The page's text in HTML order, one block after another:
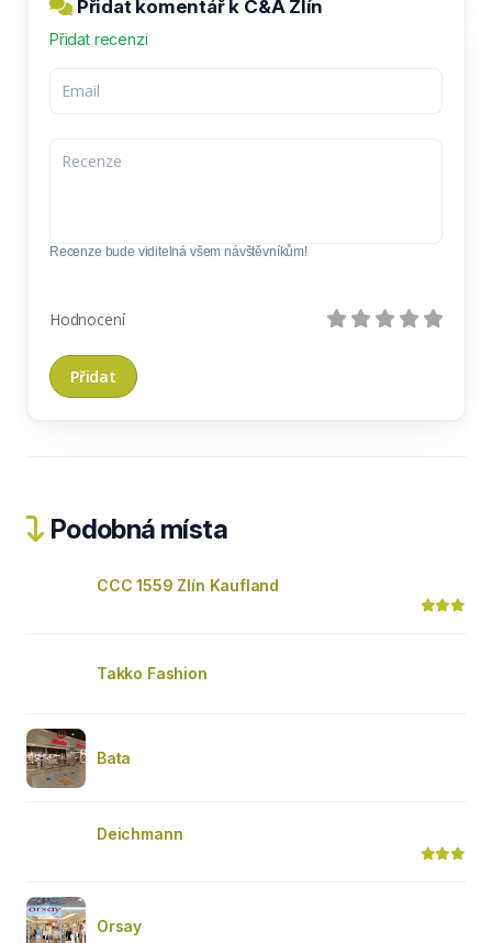
Přidat komentář k C&A Zlín
Přidat recenzi
Recenze bude viditelná všem návštěvníkům!
Hodnocení
Podobná místa
CCC 1559 Zlín Kaufland
Takko Fashion
Bata
Deichmann
Orsay